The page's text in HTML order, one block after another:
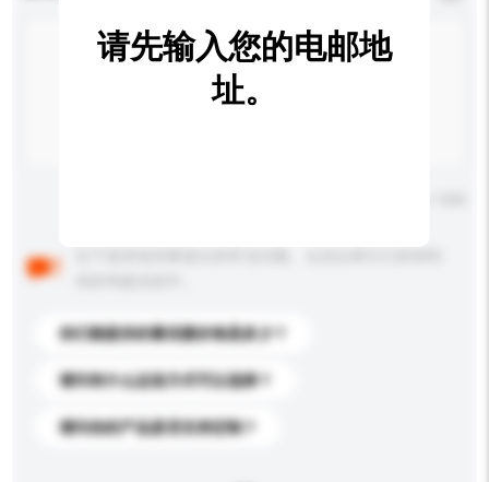
你们能提供的最优惠价格是多少？
请问有什么运送方式可以选择？
请问你的产品是否支持定制？
请先输入您的电邮地
址。